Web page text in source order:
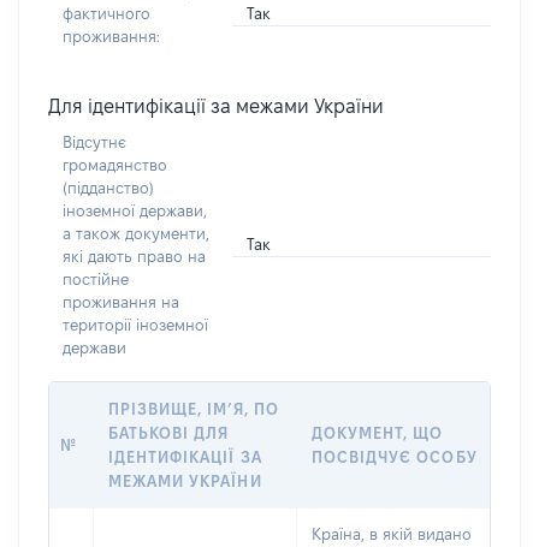
фактичного
проживання:
Так
Для ідентифікації за межами України
Відсутнє
громадянство
(підданство)
іноземної держави,
а також документи,
які дають право на
постійне
проживання на
території іноземної
держави
Так
№
ПРІЗВИЩЕ, ІМ’Я, ПО
БАТЬКОВІ ДЛЯ
ІДЕНТИФІКАЦІЇ ЗА
МЕЖАМИ УКРАЇНИ
ДОКУМЕНТ, ЩО
ПОСВІДЧУЄ ОСОБУ
Країна, в якій видано